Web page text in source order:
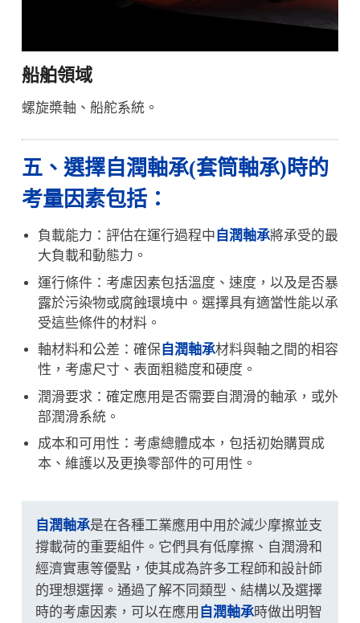
船舶領域
螺旋槳軸、船舵系統。
五、選擇自潤軸承(套筒軸承)時的
考量因素包括：
​負載能力：評估在運行過程中 自潤軸承將承受的最
大負載和動態力。
運行條件：考慮因素包括溫度、速度，以及是否暴
露於污染物或腐蝕環境中。選擇具有適當性能以承
受這些條件的材料。
軸材料和公差：確保自潤軸承材料與軸之間的相容
性，考慮尺寸、表面粗糙度和硬度。
潤滑要求：確定應用是否需要自潤滑的軸承，或外
部潤滑系統。
成本和可用性：考慮總體成本，包括初始購買成
本、維護以及更換零部件的可用性。
自潤軸承是在各種工業應用中用於減少摩擦並支
撐載荷的重要組件。它們具有低摩擦、自潤滑和
經濟實惠等優點，使其成為許多工程師和設計師
的理想選擇。通過了解不同類型、結構以及選擇
時的考慮因素，可以在應用 自潤軸承時做出明智